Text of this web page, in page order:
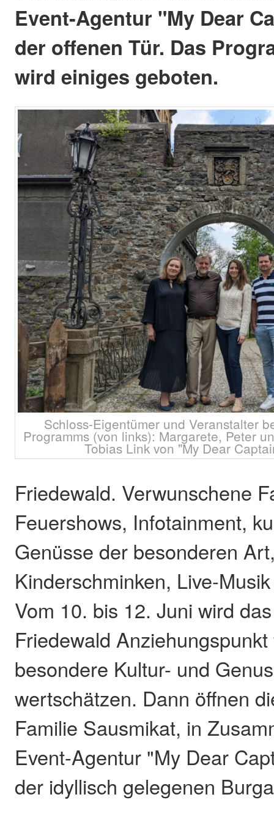
Event-Agentur "My Dear
der offenen Tür. Das
wird einiges geboten.
Schloss-Eigentümer und Veranstalter
Programms (von links): Margarete, Peter
Tobias Link von "My Dear
Friedewald. Verwunschene
Feuershows, Infotainment,
Genüsse der besonderen
Kinderschminken, Live-
Vom 10. bis 12. Juni wird
Friedewald
besondere Kultur- und
wertschätzen. Dann öffnen
Familie Sausmikat, in
Event-Agentur "My Dear
der idyllisch gelegenen